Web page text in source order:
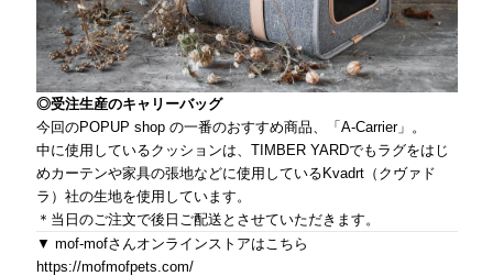
◎受注生産のキャリーバッグ
今回のPOPUP shop の一番のおすすめ商品、「A-Carrier」。
中に使用しているクッションは、TIMBER YARDでもラグをはじ
めカーテンや家具の張地などに使用しているKvadrt（クヴァド
ラ）社の生地を使用しています。
＊当日のご注文で後日ご配送とさせていただきます。
▼ mof-mofさんオンラインストアはこちら
https://mofmofpets.com/